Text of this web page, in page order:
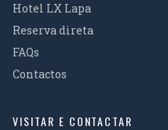
Hotel LX Lapa
Reserva direta
FAQs
Contactos
VISITAR E CONTACTAR